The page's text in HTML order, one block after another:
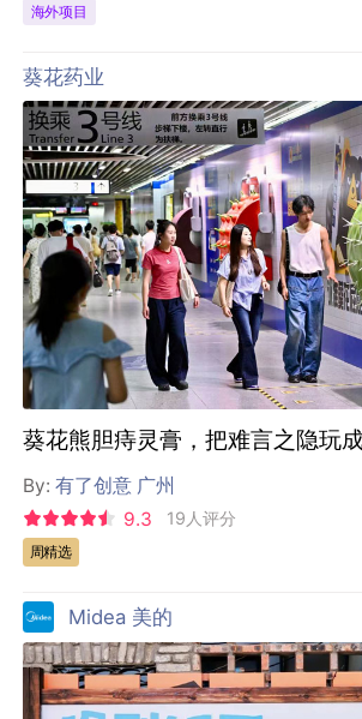
海外项目
葵花药业
葵花熊胆痔灵膏，把难言之隐玩
By:有了创意 广州
9.3
19人评分
周精选
Midea 美的